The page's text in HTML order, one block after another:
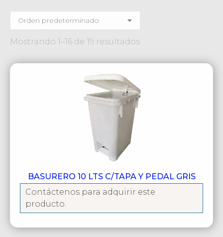
Mostrando 1–16 de 19 resultados
BASURERO 10 LTS C/TAPA Y PEDAL GRIS
Contáctenos para adquirir este
producto.